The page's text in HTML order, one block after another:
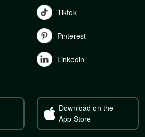
Tiktok
Pinterest
Linkedln
Download on the
App Store